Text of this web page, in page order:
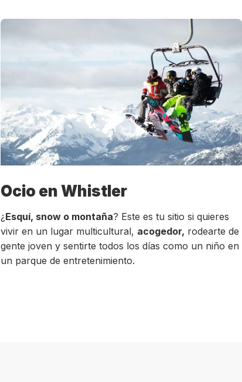
Ocio en Whistler
¿Esquí, snow o montaña? Este es tu sitio si quieres
vivir en un lugar multicultural, acogedor, rodearte de
gente joven y sentirte todos los días como un niño en
un parque de entretenimiento.